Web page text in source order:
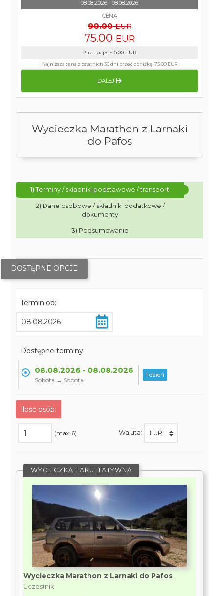
Wycieczka Marathon z Larnaki
do Pafos
1) Terminy / składniki podstawowe / transport
2) Dane osobowe / składniki dodatkowe /
dokumenty
3) Podsumowanie
DOSTĘPNE OPCJE
Termin od:
Dostępne terminy:
08.08.2026 - 08.08.2026
Sobota → Sobota
1 dzień
Ilość osób:
(max. 6) Waluta:
WYCIECZKA FAKULTATYWNA
Wycieczka Marathon z Larnaki do Pafos
Uczestnik
08.08.2026 - 08.08.2026
CENA
90.00 EUR
75.00 EUR
Promocja: -15.00 EUR
Najniższa cena z ostatnich 30 dni przed obniżką:75.00 EUR
DALEJ